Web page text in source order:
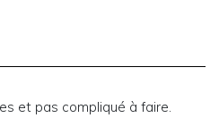
et pas compliqué à faire.